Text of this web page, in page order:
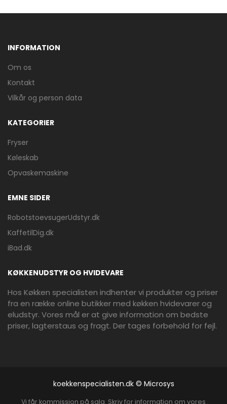
INFORMATION
Om os
Kontakt
Vilkår og person data
KATEGORIER
Fryser
Køleskab
Opvaskemaskine
EMNE SIDER
RobotstoevsugerUdstyr.dk
KaffetilDig.dk
iBad.dk
KØKKENUDSTYR OG HVIDEVARE
Hos Køkken specialisten indhenter vi produkter og priser
fra en række online butikker med køkken hvidevarer og
eludstyr. Vores mål er at give information om bedste
priser, lagterstaus og fragt. Der tages forbehold for fejl.
koekkenspecialisten.dk © Microsys
Vi får kommission på salg. Skriv for information om vores